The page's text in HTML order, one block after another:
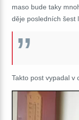
maso bude taky
děje posledních šest
Takto post vypadal v